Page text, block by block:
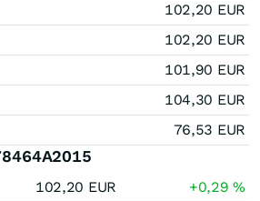
102,20 EUR
102,20 EUR
101,90 EUR
104,30 EUR
76,53 EUR
102,20 EUR +0,29%